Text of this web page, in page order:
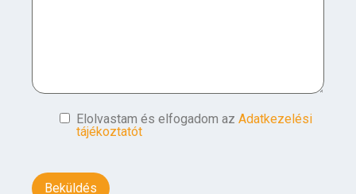
Elolvastam és elfogadom az Adatkezelési
tájékoztatót